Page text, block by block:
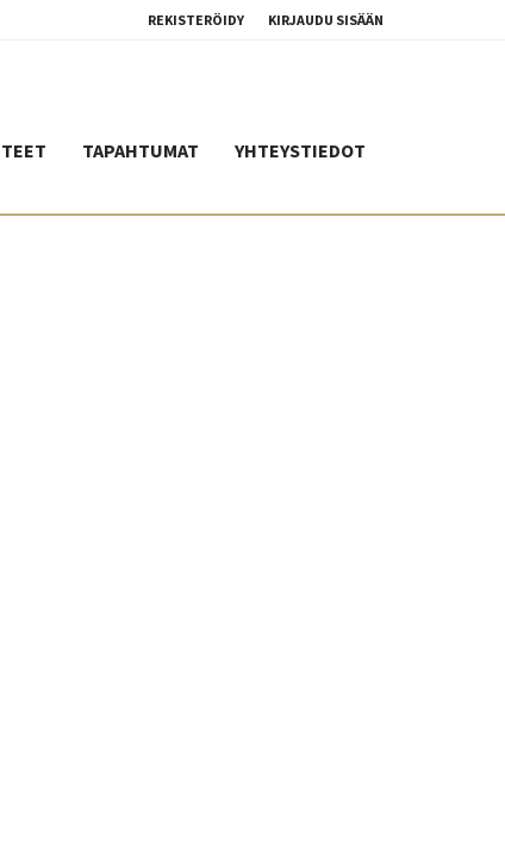
REKISTERÖIDY KIRJAUDU SISÄÄN
TAPAHTUMAT YHTEYSTIEDOT